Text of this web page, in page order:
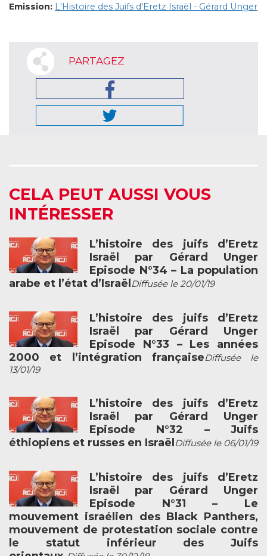
Emission: L'Histoire des Juifs d'Eretz Israël - Gérard Unger
PARTAGEZ
CELA PEUT AUSSI VOUS
INTÉRESSER
L’histoire des juifs d’Eretz
Israël par Gérard Unger
Episode N°34 – La population
arabe et l’état d’Israël Diffusée le 20/01/19
L’histoire des juifs d’Eretz
Israël par Gérard Unger
Episode N°33 – Les années
2000 et l’intégration françaiseDiffusée le
13/01/19
L’histoire des juifs d’Eretz
Israël par Gérard Unger
Episode N°32 – Juifs
éthiopiens et russes en Israël Diffusée le 06/01/19
L’histoire des juifs d’Eretz
Israël par Gérard Unger
Episode N°31 – Le
mouvement israélien des Black Panthers,
mouvement de protestation sociale contre
le statut inférieur des Juifs